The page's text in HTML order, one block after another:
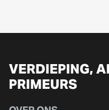
VERDIEPING,
PRIMEURS